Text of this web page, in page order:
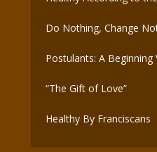
Do Nothing, Change
Postulants: A Beginning
“The Gift of Love”
Healthy By Franciscans